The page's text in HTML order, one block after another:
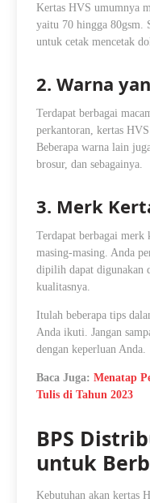
Kertas HVS umumnya
yaitu 70 hingga 80gsm.
untuk cetak mencetak
2. Warna
Terdapat berbagai
perkantoran, kertas
Beberapa warna lain
brosur, dan sebagainya.
3. Merk
Terdapat berbagai merk
masing-masing. Anda
dipilih dapat digunakan
kualitasnya.
Itulah beberapa tips
Anda ikuti. Jangan
dengan keperluan Anda.
Baca Juga:Menatap
Tulis di Tahun 2023
BPS
untuk
Kebutuhan akan kertas